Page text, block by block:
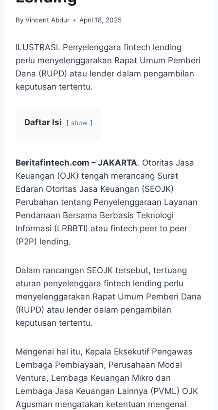
By Vincent Abdur April 18, 2025
ILUSTRASI. Penyelenggara fintech lending
perlu menyelenggarakan Rapat Umum Pemberi
Dana (RUPD) atau lender dalam pengambilan
keputusan tertentu.
Daftar Isi show
Beritafintech.com – JAKARTA. Otoritas Jasa
Keuangan (OJK) tengah merancang Surat
Edaran Otoritas Jasa Keuangan (SEOJK)
Perubahan tentang Penyelenggaraan Layanan
Pendanaan Bersama Berbasis Teknologi
Informasi (LPBBTI) atau fintech peer to peer
(P2P) lending.
Dalam rancangan SEOJK tersebut, tertuang
aturan penyelenggara fintech lending perlu
menyelenggarakan Rapat Umum Pemberi Dana
(RUPD) atau lender dalam pengambilan
keputusan tertentu.
Mengenai hal itu, Kepala Eksekutif Pengawas
Lembaga Pembiayaan, Perusahaan Modal
Ventura, Lembaga Keuangan Mikro dan
Lembaga Jasa Keuangan Lainnya (PVML) OJK
Agusman mengatakan ketentuan mengenai